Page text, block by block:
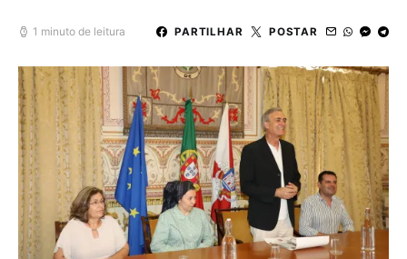
1 minuto de leitura PARTILHAR POSTAR